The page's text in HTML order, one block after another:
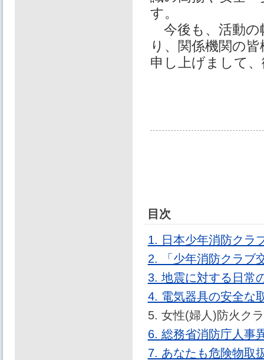
す。
今後も、活動の
り、関係機関の
申し上げまして
目次
1. 日本少年消防クラ
2. 「少年消防クラブ
3. 地震に対する日常
4. 電気器具の安全な
5. 女性(婦人)防火ク
6. 総務省消防庁人事
7. あなたも危険物取